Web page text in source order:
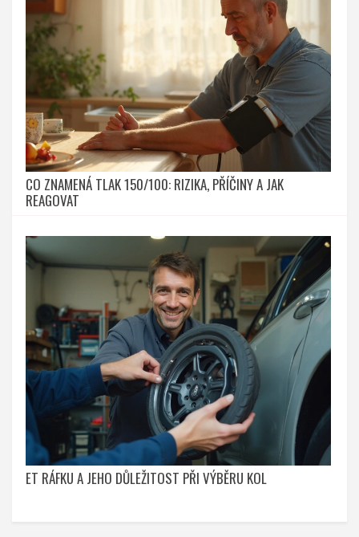
CO ZNAMENÁ TLAK 150/100: RIZIKA, PŘÍČINY A JAK
REAGOVAT
ET RÁFKU A JEHO DŮLEŽITOST PŘI VÝBĚRU KOL